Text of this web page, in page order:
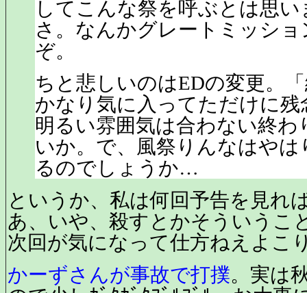
してこんな祭を呼ぶとは思
さ。なんかグレートミッシ
ぞ。
ちと悲しいのはEDの変更。
かなり気に入ってただけに
明るい雰囲気は合わない終わ
いか。で、風祭りんなはや
るのでしょうか…
というか、私は何回予告を見れ
あ、いや、殺すとかそういうこ
次回が気になって仕方ねえよこ
かーずさんが事故で打撲。実は